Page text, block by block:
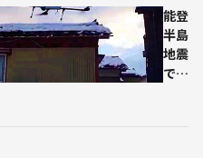
設立ーー日
本全体の産
業競争力を
高める
能登
半島
地震
で国